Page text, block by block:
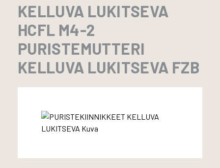
KELLUVA LUKITSEVA
HCFL M4-2
PURISTEMUTTERI
KELLUVA LUKITSEVA FZB